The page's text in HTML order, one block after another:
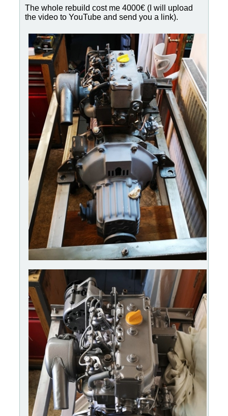
The whole rebuild cost me 4000€ (I will upload
the video to YouTube and send you a link).